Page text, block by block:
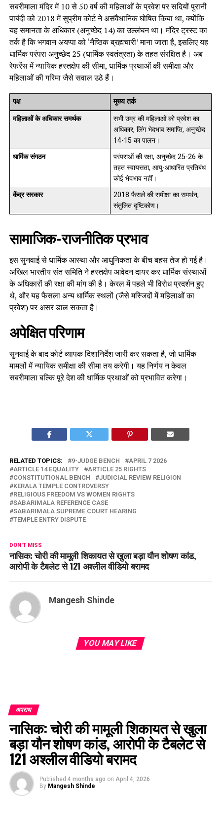
सबरीमाला मंदिर में 10 से 50 वर्ष की महिलाओं के प्रवेश पर सदियों पुरानी
पाबंदी को 2018 में सुप्रीम कोर्ट ने असंवैधानिक घोषित किया था, क्योंकि
यह समानता के अधिकार (अनुच्छेद 14) का उल्लंघन था। मंदिर ट्रस्ट का
तर्क है कि भगवान अयप्पा को ‘नैष्ठिक ब्रह्मचारी’ माना जाता है, इसलिए यह
धार्मिक परंपरा अनुच्छेद 25 (धार्मिक स्वतंत्रता) के तहत संरक्षित है। अब
रेफरेंस में न्यायिक हस्तक्षेप की सीमा, धार्मिक प्रथाओं की समीक्षा और
महिलाओं की गरिमा जैसे सवाल उठे हैं।
पक्ष मुख्य तर्क
महिलाओं के अधिकार समर्थक
सभी उम्र की महिलाओं को प्रवेश का
अधिकार, लिंग भेदभाव समाप्ति, अनुच्छेद
14-15 का पालन।
धार्मिक संगठन
परंपराओं की रक्षा, अनुच्छेद 25-26 के
तहत स्वायत्तता, आयु-आधारित प्रतिबंध
कोई भेदभाव नहीं।
केंद्र सरकार
2018 फैसले की समीक्षा का समर्थन,
संतुलित दृष्टिकोण।
सामाजिक-राजनीतिक प्रभाव
इस सुनवाई से धार्मिक आस्था और आधुनिकता के बीच बहस तेज हो गई है।
अखिल भारतीय संत समिति ने हस्तक्षेप आवेदन दायर कर धार्मिक संस्थाओं
के अधिकारों की रक्षा की मांग की है। केरल में पहले भी विरोध प्रदर्शन हुए
थे, और यह फैसला अन्य धार्मिक स्थलों (जैसे मस्जिदों में महिलाओं का
प्रवेश) पर असर डाल सकता है।
अपेक्षित परिणाम
सुनवाई के बाद कोर्ट व्यापक दिशानिर्देश जारी कर सकता है, जो धार्मिक
मामलों में न्यायिक समीक्षा की सीमा तय करेगी। यह निर्णय न केवल
सबरीमाला बल्कि पूरे देश की धार्मिक प्रथाओं को प्रभावित करेगा।
RELATED TOPICS: 9-JUDGE BENCH
APRIL 7 2026
ARTICLE 14 EQUALITY
ARTICLE 25 RIGHTS
CONSTITUTIONAL BENCH
JUDICIAL REVIEW RELIGION
KERALA TEMPLE CONTROVERSY
RELIGIOUS FREEDOM VS WOMEN RIGHTS
SABARIMALA REFERENCE CASE
SABARIMALA SUPREME COURT HEARING
TEMPLE ENTRY DISPUTE
DON'T MISS
नासिक: चोरी की मामूली शिकायत से खुला बड़ा यौन शोषण कांड,
आरोपी के टैबलेट से 121 अश्लील वीडियो बरामद
Mangesh Shinde
YOU MAY LIKE
अपराध
नासिक: चोरी की मामूली शिकायत से खुला
बड़ा यौन शोषण कांड, आरोपी के टैबलेट से
121 अश्लील वीडियो बरामद
Published 4 months ago on April 4, 2026
By Mangesh Shinde